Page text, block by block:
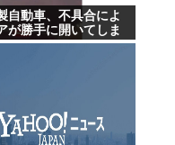
対ダメ～！ セルフス
トラブル」！
レスバ祭りwww
の定義 👈 何て答え
自動車、不具合によ
が勝手に開いてしま